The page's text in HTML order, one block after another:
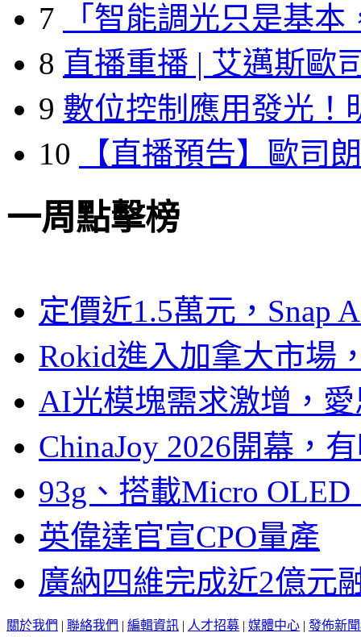
7
「智能調光只是基本
8 直播重播 | 艾邁斯歐
9 數位控制應用發光！
10
【直播預告】歐司
一周點擊榜
定價近1.5萬元，Snap
Rokid進入加拿大市場
AI光模塊需求激增，
ChinaJoy 2026開幕，
93g、搭載Micro
英偉達官宣CPO量產
廣納四維完成近2億元
關於我們 | 聯絡我們 | 編輯資訊 | 人才招募 | 媒體中心 | 發佈新